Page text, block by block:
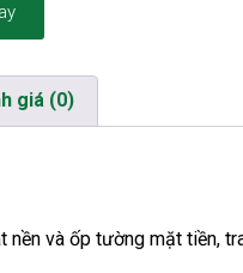
giá (0)
nền và ốp tường mặt tiền,